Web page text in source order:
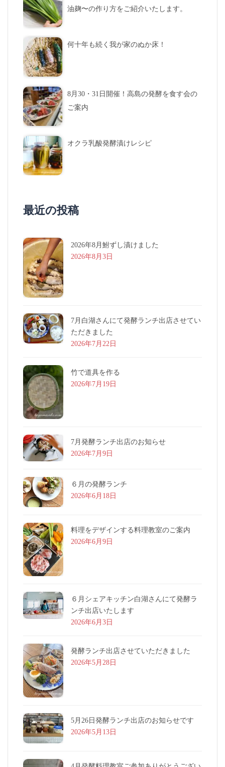
油麹〜の作り方をご紹介いたします。
何十年も続く我が家のぬか床！
8月30・31日開催！高島の発酵を食す会の
ご案内
オクラ乳酸発酵漬けレシピ
最近の投稿
2026年8月鮒ずし漬けました
2026年8月3日
7月白湖さんにて発酵ランチ出店させてい
ただきました
2026年7月22日
竹で道具を作る
2026年7月19日
7月発酵ランチ出店のお知らせ
2026年7月9日
６月の発酵ランチ
2026年6月18日
料理をデザインする料理教室のご案内
2026年6月9日
６月シェアキッチン白湖さんにて発酵ラ
ンチ出店いたします
2026年6月3日
発酵ランチ出店させていただきました
2026年5月28日
5月26日発酵ランチ出店のお知らせです
2026年5月13日